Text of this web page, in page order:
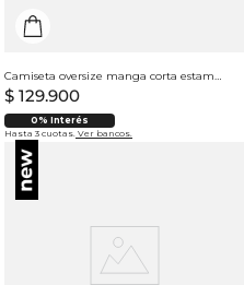
Camiseta oversize manga corta estampado tipográfico para hombre
$ 129.900
0% Interés
Hasta 3 cuotas. Ver bancos.